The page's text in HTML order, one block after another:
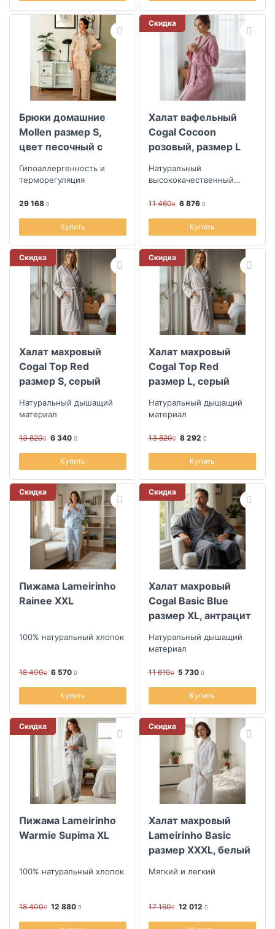
Брюки домашние
Mollen размер S,
цвет песочный с
Гипоаллергенность и
терморегуляция
29 168
Купить
Скидка
Халат вафельный
Cogal Cocoon
розовый, размер L
Натуральный
высококачественный
11 460 6 876
Купить
Скидка
Халат махровый
Cogal Top Red
размер S, серый
Натуральный дышащий
материал
13 820 6 340
Купить
Скидка
Халат махровый
Cogal Top Red
размер L, серый
Натуральный дышащий
материал
13 820 8 292
Купить
Скидка
Пижама Lameirinho
Rainee XXL
100% натуральный хлопок
18 400 6 570
Купить
Скидка
Халат махровый
Cogal Basic Blue
размер XL, антрацит
Натуральный дышащий
материал
11 610 5 730
Купить
Скидка
Пижама Lameirinho
Warmie Supima XL
100% натуральный хлопок
18 400 12 880
Скидка
Халат махровый
Lameirinho Basic
размер XXXL, белый
Мягкий и легкий
17 160 12 012